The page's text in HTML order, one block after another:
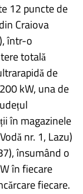
12 puncte de
Craiova
într-o
totală
de
kW, una de
în magazinele
nr. 1, Lazu)
însumând o
în fiecare
fiecare.